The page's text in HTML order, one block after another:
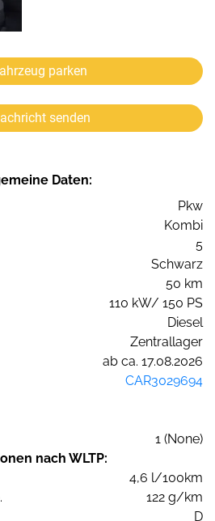
parken
senden
Daten:
Pkw
Kombi
5
Schwarz
50 km
110 kW/ 150 PS
Diesel
Zentrallager
ab ca. 17.08.2026
CAR3029694
1 (None)
nach WLTP:
4,6 l/100km
122 g/km
D